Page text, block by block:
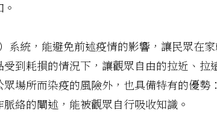
系統，能避免前述疫情的影響，讓民眾在
到耗損的情況下，讓觀眾自由的拉近、
場所而染疫的風險外，也具備特有的優勢
絡的闡述，能被觀眾自行吸收知識。